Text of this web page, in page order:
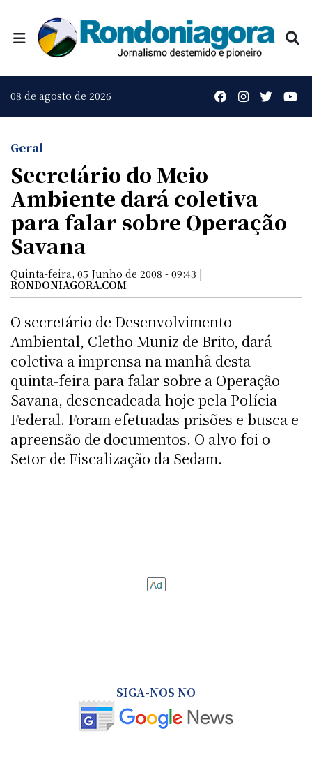
08 de agosto de 2026
Geral
Secretário do Meio
Ambiente dará coletiva
para falar sobre Operação
Savana
Quinta-feira, 05 Junho de 2008 - 09:43 |
RONDONIAGORA.COM
O secretário de Desenvolvimento
Ambiental, Cletho Muniz de Brito, dará
coletiva a imprensa na manhã desta
quinta-feira para falar sobre a Operação
Savana, desencadeada hoje pela Polícia
Federal. Foram efetuadas prisões e busca e
apreensão de documentos. O alvo foi o
Setor de Fiscalização da Sedam.
SIGA-NOS NO